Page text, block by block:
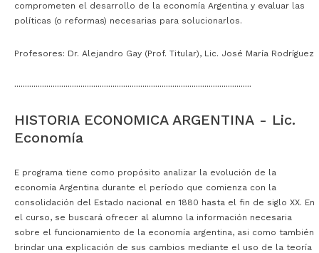
comprometen el desarrollo de la economía Argentina y evaluar las
políticas (o reformas) necesarias para solucionarlos.
Profesores: Dr. Alejandro Gay (Prof. Titular), Lic. José María Rodríguez
···············································································································
HISTORIA ECONOMICA ARGENTINA - Lic.
Economía
E programa tiene como propósito analizar la evolución de la
economía Argentina durante el período que comienza con la
consolidación del Estado nacional en 1880 hasta el fin de siglo XX. En
el curso, se buscará ofrecer al alumno la información necesaria
sobre el funcionamiento de la economía argentina, asi como también
brindar una explicación de sus cambios mediante el uso de la teoría